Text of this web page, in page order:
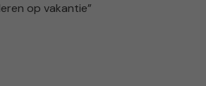
op vakantie”